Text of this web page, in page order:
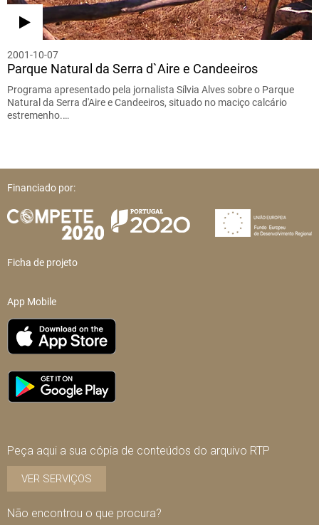
2001-10-07
Parque Natural da Serra d`Aire e Candeeiros
Programa apresentado pela jornalista Sílvia Alves sobre o Parque
Natural da Serra d'Aire e Candeeiros, situado no maciço calcário
estremenho.…
Financiado por:
Ficha de projeto
App Mobile
Peça aqui a sua cópia de conteúdos do arquivo RTP
VER SERVIÇOS
Não encontrou o que procura?